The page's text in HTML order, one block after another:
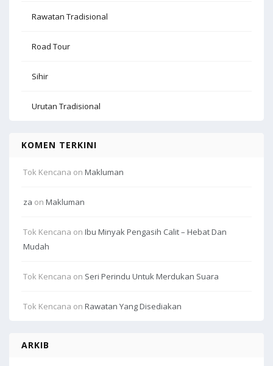
Rawatan Tradisional
Road Tour
Sihir
Urutan Tradisional
KOMEN TERKINI
Tok Kencana on Makluman
za on Makluman
Tok Kencana on Ibu Minyak Pengasih Calit – Hebat Dan
Mudah
Tok Kencana on Seri Perindu Untuk Merdukan Suara
Tok Kencana on Rawatan Yang Disediakan
ARKIB